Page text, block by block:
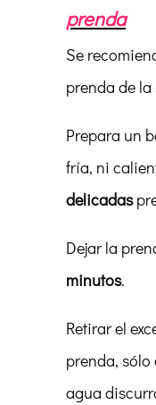
prenda
Se
prenda de
Prepara un
fría, ni
delicadas
Dejar la
minutos.
Retirar el
prenda,
agua